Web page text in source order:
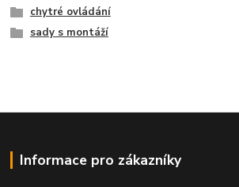
chytré ovládání
sady s montáží
Informace pro zákazníky